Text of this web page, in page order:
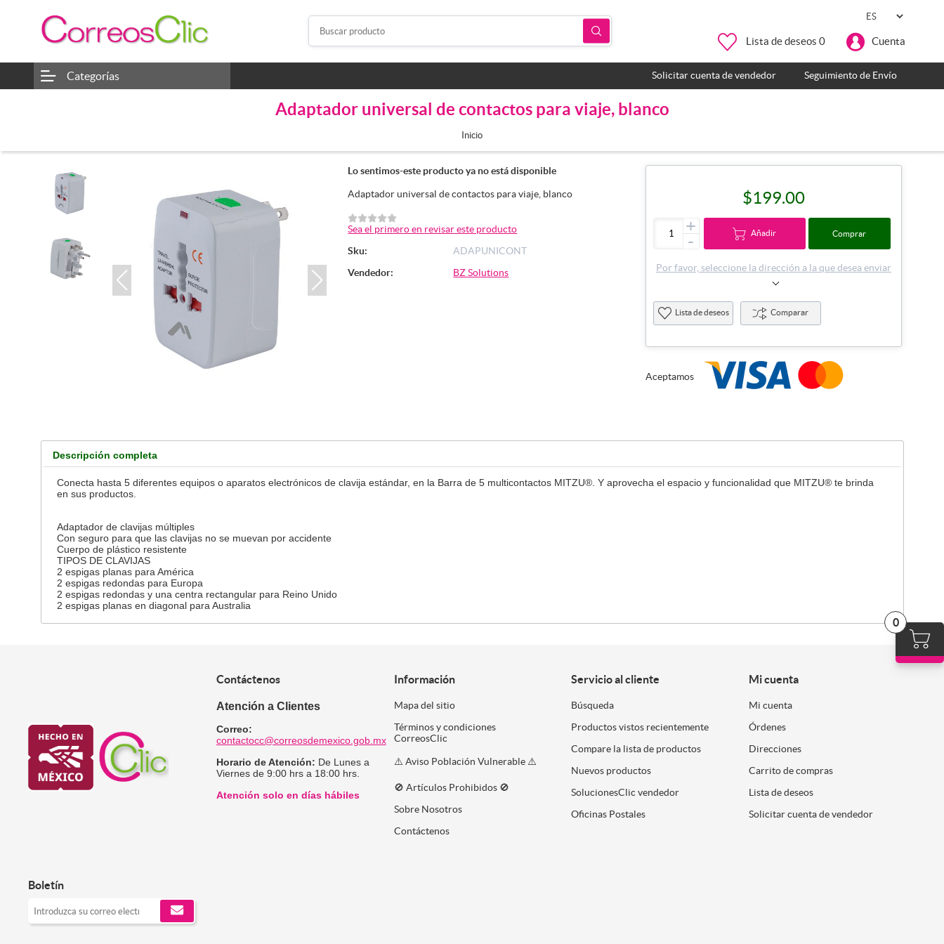
Lista de deseos 0 Cuenta
0
Categorías Solicitar cuenta de vendedor Seguimiento de Envío
Adaptador universal de contactos para viaje, blanco
Inicio
Lo sentimos-este producto ya no está disponible
Adaptador universal de contactos para viaje, blanco
Sea el primero en revisar este producto
Sku:
ADAPUNICONT
Vendedor:
BZ Solutions
$199.00
+
- Añadir Comprar
Por favor, seleccione la dirección a la que desea enviar
Lista de deseos Comparar
Aceptamos
Descripción completa
Conecta hasta 5 diferentes equipos o aparatos electrónicos de clavija estándar, en la Barra de 5 multicontactos MITZU®. Y aprovecha el espacio y funcionalidad que MITZU® te brinda
en sus productos.
Adaptador de clavijas múltiples
Con seguro para que las clavijas no se muevan por accidente
Cuerpo de plástico resistente
TIPOS DE CLAVIJAS
2 espigas planas para América
2 espigas redondas para Europa
2 espigas redondas y una centra rectangular para Reino Unido
2 espigas planas en diagonal para Australia
Boletín
Contáctenos
Atención a Clientes
Correo:
contactocc@correosdemexico.gob.mx
Horario de Atención: De Lunes a
Viernes de 9:00 hrs a 18:00 hrs.
Atención solo en días hábiles
Información
Mapa del sitio
Términos y condiciones
CorreosClic
⚠️ Aviso Población Vulnerable ⚠️
🚫 Artículos Prohibidos 🚫
Sobre Nosotros
Contáctenos
Servicio al cliente
Búsqueda
Productos vistos recientemente
Compare la lista de productos
Nuevos productos
SolucionesClic vendedor
Oficinas Postales
Mi cuenta
Mi cuenta
Órdenes
Direcciones
Carrito de compras
Lista de deseos
Solicitar cuenta de vendedor